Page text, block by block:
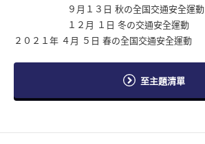
９月１３日 秋の全国交通安全運動
１２月 １日 冬の交通安全運動
２０２１年 ４月 ５日 春の全国交通安全運動
至主題清單